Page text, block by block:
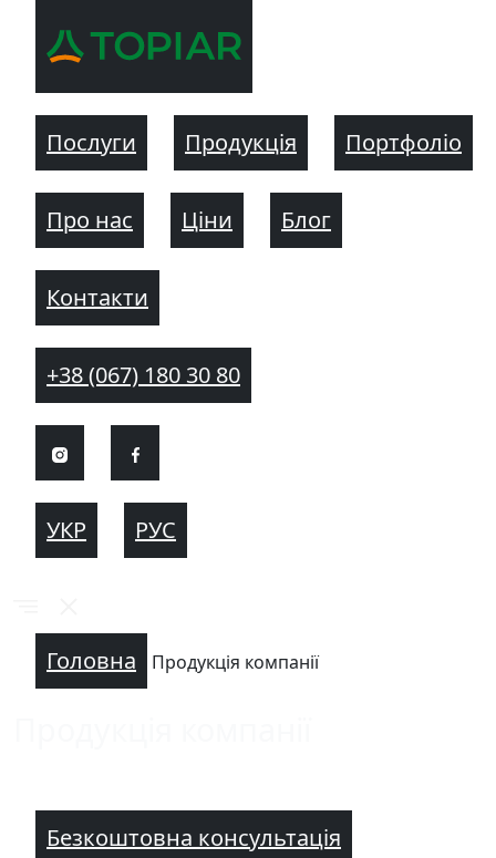
Послуги Продукція Портфоліо
Про нас Ціни Блог
Контакти
+38 (067) 180 30 80
УКР РУС
Головна Продукція компанії
Безкоштовна консультація